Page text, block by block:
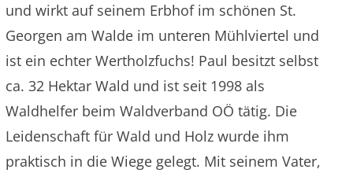
und wirkt auf seinem Erbhof im schönen St.
Georgen am Walde im unteren Mühlviertel und
ist ein echter Wertholzfuchs! Paul besitzt selbst
ca. 32 Hektar Wald und ist seit 1998 als
Waldhelfer beim Waldverband OÖ tätig. Die
Leidenschaft für Wald und Holz wurde ihm
praktisch in die Wiege gelegt. Mit seinem Vater,